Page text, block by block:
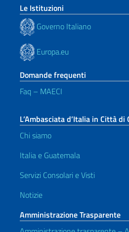
Le Istituzioni
Governo Italiano
Europa.eu
Domande frequenti
Faq – MAECI
L’Ambasciata d’Italia in Città di
Chi siamo
Italia e Guatemala
Servizi Consolari e Visti
Notizie
Amministrazione Trasparente